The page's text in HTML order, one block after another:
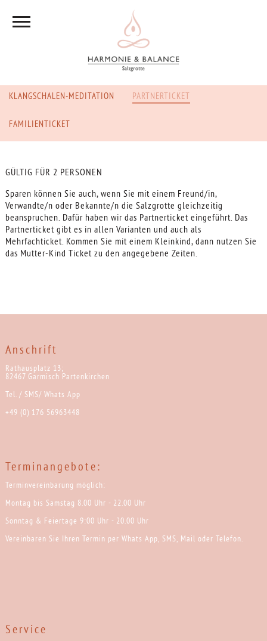
KLANGSCHALEN-MEDITATION PARTNERTICKET
FAMILIENTICKET
GÜLTIG FÜR 2 PERSONEN
Sparen können Sie auch, wenn Sie mit einem Freund/in,
Verwandte/n oder Bekannte/n die Salzgrotte gleichzeitig
beanspruchen. Dafür haben wir das Partnerticket eingeführt. Das
Partnerticket gibt es in allen Varianten und auch als
Mehrfachticket. Kommen Sie mit einem Kleinkind, dann nutzen Sie
das Mutter-Kind Ticket zu den angegebene Zeiten.
Anschrift
Rathausplatz 13;
82467 Garmisch Partenkirchen
Tel. / SMS/ Whats App
+49 (0) 176 56963448
Terminangebote:
Terminvereinbarung möglich:
Montag bis Samstag 8.00 Uhr - 22.00 Uhr
Sonntag & Feiertage 9:00 Uhr - 20.00 Uhr
Vereinbaren Sie Ihren Termin per Whats App, SMS, Mail oder Telefon.
Service